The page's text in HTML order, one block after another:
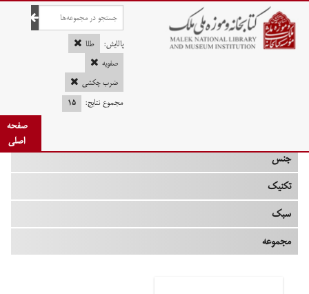
صفحه اصلی
پالایش:
طلا
صفویه
ضرب چکشی
مجموع نتایج:
۱۵
صفحه
اصلی
جنس
تکنیک
سبک
مجموعه